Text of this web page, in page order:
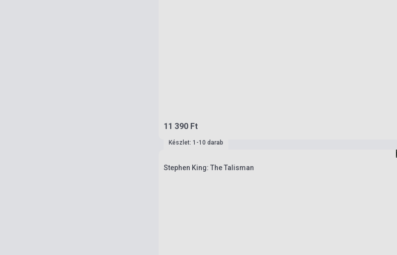
11 390 Ft
Készlet: 1-10 darab
Stephen King: The Talisman